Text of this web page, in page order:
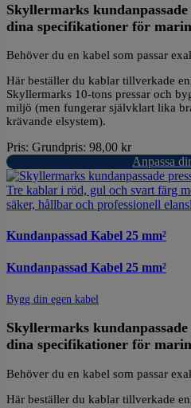
Skyllermarks
dina specifikationer för
Behöver du en kabel som passar
Här beställer du kablar tillverkade
Skyllermarks 10-tons pressar och
miljö (men fungerar självklart lika
krävande elsystem).
Pris: Grundpris: 98,00 kr
Anpassa
Kundanpassad Kabel 25 mm²
Kundanpassad Kabel 25 mm²
Bygg din egen kabel
Skyllermarks
dina specifikationer för
Behöver du en kabel som passar
Här beställer du kablar tillverkade